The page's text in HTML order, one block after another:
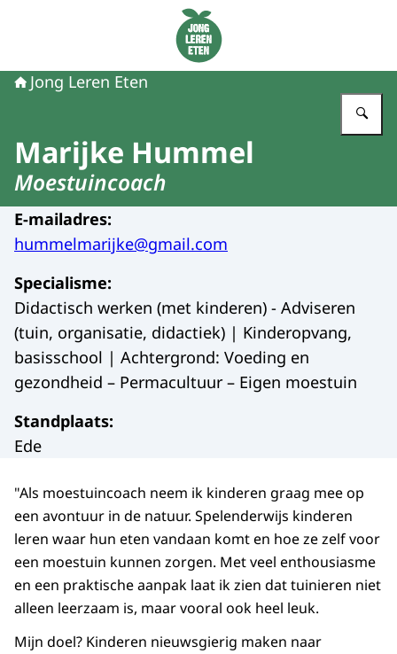
Naar de homepage van Jong Leren Eten
Jong Leren Eten
Marijke Hummel
Moestuincoach
E-mailadres:
hummelmarijke@gmail.com
Specialisme:
Didactisch werken (met kinderen) - Adviseren
(tuin, organisatie, didactiek) | Kinderopvang,
basisschool | Achtergrond: Voeding en
gezondheid – Permacultuur – Eigen moestuin
Standplaats:
Ede
"Als moestuincoach neem ik kinderen graag mee op
een avontuur in de natuur. Spelenderwijs kinderen
leren waar hun eten vandaan komt en hoe ze zelf voor
een moestuin kunnen zorgen. Met veel enthousiasme
en een praktische aanpak laat ik zien dat tuinieren niet
alleen leerzaam is, maar vooral ook heel leuk.
Mijn doel? Kinderen nieuwsgierig maken naar